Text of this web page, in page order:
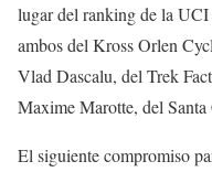
lugar del ranking de la
ambos del Kross Orlen
Vlad Dascalu, del Trek
Maxime Marotte, del
El siguiente compromiso